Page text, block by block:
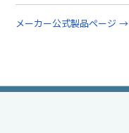
メーカー公式製品ページ →